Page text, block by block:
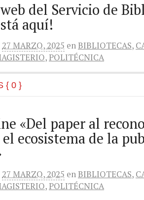
web del Servicio de
aquí!
27 MARZO, 2025 enBIBLIOTECAS,
,POLITÉCNICA
{ 0 }
«Del paper al
ecosistema de la
27 MARZO, 2025 enBIBLIOTECAS,
,POLITÉCNICA